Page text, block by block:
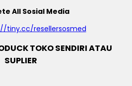
All Sosial Media
tiny.cc/resellersosmed
TOKO SENDIRI ATAU
SUPLIER